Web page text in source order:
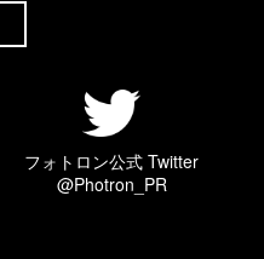
フォトロン公式 Twitter
@Photron_PR